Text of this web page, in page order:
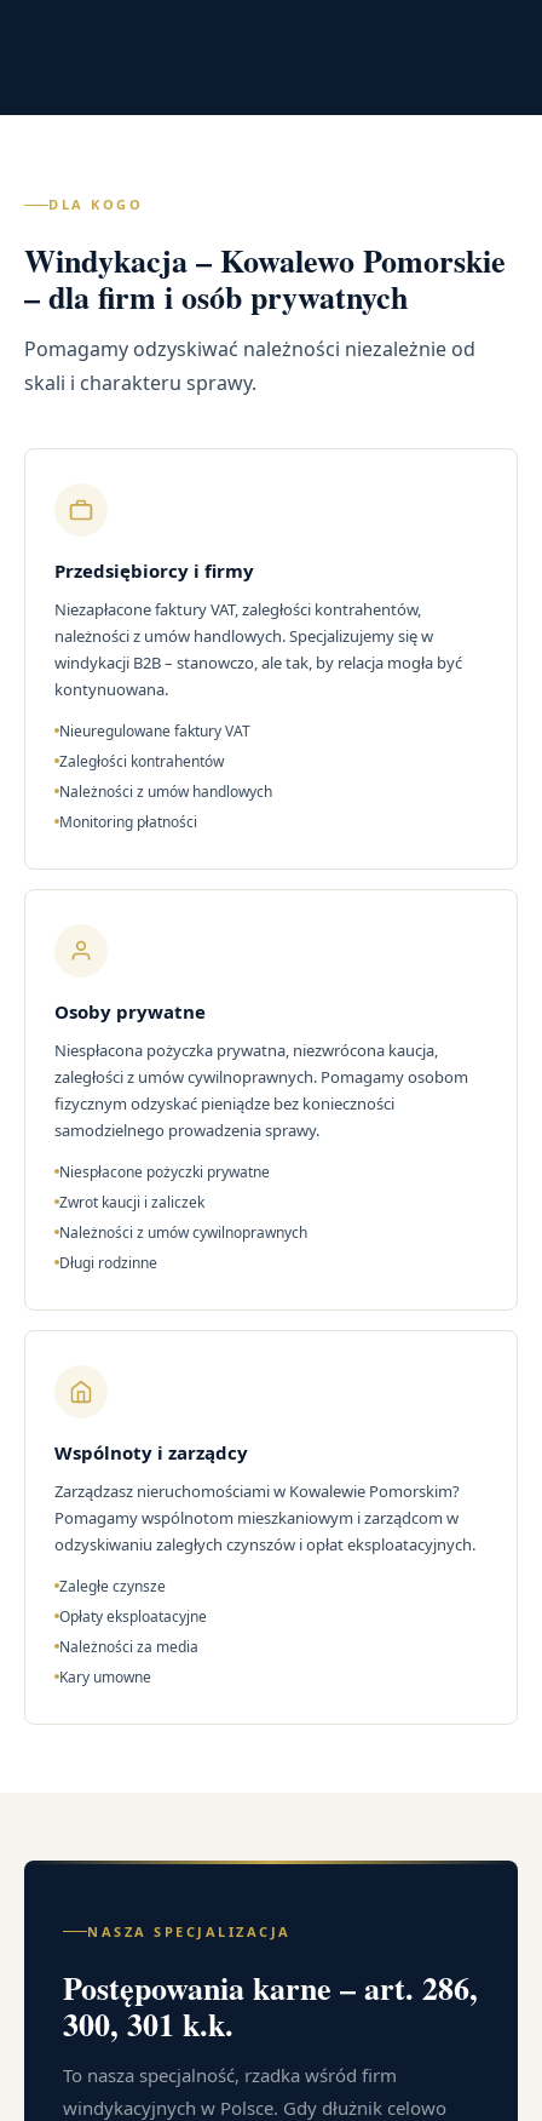
DLA KOGO
Windykacja – Kowalewo Pomorskie
– dla firm i osób prywatnych
Pomagamy odzyskiwać należności niezależnie od
skali i charakteru sprawy.
Przedsiębiorcy i firmy
Niezapłacone faktury VAT, zaległości kontrahentów,
należności z umów handlowych. Specjalizujemy się w
windykacji B2B – stanowczo, ale tak, by relacja mogła być
kontynuowana.
Nieuregulowane faktury VAT
Zaległości kontrahentów
Należności z umów handlowych
Monitoring płatności
Osoby prywatne
Niespłacona pożyczka prywatna, niezwrócona kaucja,
zaległości z umów cywilnoprawnych. Pomagamy osobom
fizycznym odzyskać pieniądze bez konieczności
samodzielnego prowadzenia sprawy.
Niespłacone pożyczki prywatne
Zwrot kaucji i zaliczek
Należności z umów cywilnoprawnych
Długi rodzinne
Wspólnoty i zarządcy
Zarządzasz nieruchomościami w Kowalewie Pomorskim?
Pomagamy wspólnotom mieszkaniowym i zarządcom w
odzyskiwaniu zaległych czynszów i opłat eksploatacyjnych.
Zaległe czynsze
Opłaty eksploatacyjne
Należności za media
Kary umowne
NASZA SPECJALIZACJA
Postępowania karne – art. 286,
300, 301 k.k.
To nasza specjalność, rzadka wśród firm
windykacyjnych w Polsce. Gdy dłużnik celowo